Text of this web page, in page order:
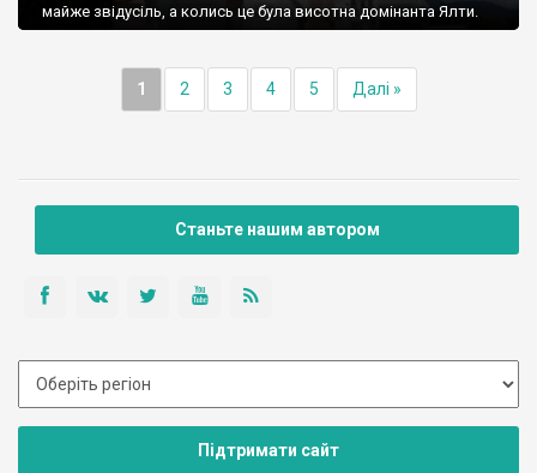
майже звідусіль, а колись це була висотна домінанта Ялти.
1 2 3 4 5 Далі »
Станьте нашим автором
Підтримати сайт